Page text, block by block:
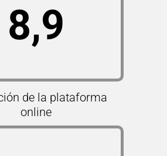
8,9
de la plataforma
online